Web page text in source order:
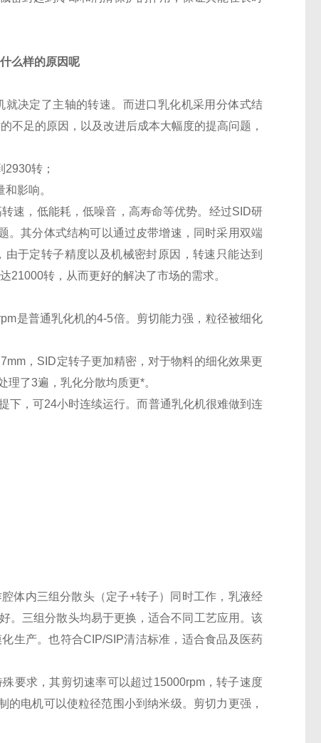
么样的原因呢
决定了主轴的转速。而进口乳化机采用分体式结
不足的原因，以及改进后成本大幅度的提高问题，
2930转；
和影响。
速，低能耗，低噪音，高寿命等优势。经过SID研
。其分体式结构可以通过皮带增速，同时采用双端
于定转子精度以及机械密封原因，转速只能达到
21000转，从而更好的解决了市场的需求。
是普通乳化机的4-5倍。剪切能力强，粒径被细化
，SID定转子更加精密，对于物料的细化效果更
理了3遍，乳化分散均质更*。
下，可24小时连续运行。而普通乳化机很难做到连
体内三组分散头（定子+转子）同时工作，乳液经
。三组分散头均易于更换，适合不同工艺应用。该
生产。也符合CIP/SIP清洁标准，适合食品及医药
要求，其剪切速率可以超过15000rpm，转子速度
电机可以使粒径范围小到纳米级。剪切力更强，